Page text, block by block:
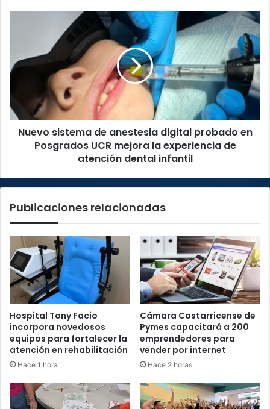
anestesia
digital
en
Posgrados
UCR
mejora
atención
infantil
Nuevo sistema de anestesia digital probado en
Posgrados UCR mejora la experiencia de
atención dental infantil
Publicaciones relacionadas
Hospital Tony Facio
incorpora novedosos
equipos para fortalecer la
atención en rehabilitación
Hace 1 hora
Cámara Costarricense de
Pymes capacitará a 200
emprendedores para
vender por internet
Hace 2 horas